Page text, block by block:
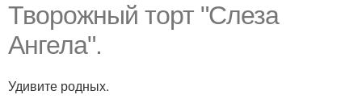
Творожный торт "Слеза
Ангела".
Удивите родных.